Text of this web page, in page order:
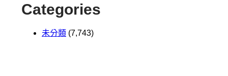
Categories
未分類 (7,743)